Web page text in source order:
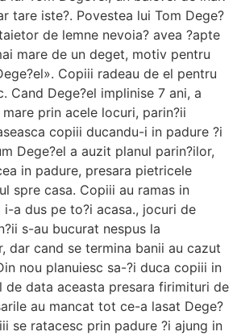
tare iste?. Povestea lui Tom Dege?
de lemne nevoia? avea ?apte
mare de un deget, motiv pentru
Copiii radeau de el pentru
Cand Dege?el implinise 7 ani, a
prin acele locuri, parin?ii
copiii ducandu-i in padure ?i
Dege?el a auzit planul parin?ilor,
in padure, presara pietricele
spre casa. Copiii au ramas in
i-a dus pe to?i acasa., jocuri de
s-au bucurat nespus la
dar cand se termina banii au cazut
nou planuiesc sa-?i duca copiii in
de data aceasta presara firimituri de
au mancat tot ce-a lasat Dege?
se ratacesc prin padure ?i ajung in